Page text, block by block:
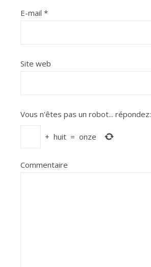
E-mail *
Site web
Vous n'êtes pas un robot... répondez:
+ huit = onze
Commentaire